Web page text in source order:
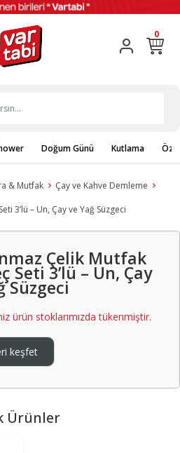
0
Doğum Günü Kutlama
& Mutfak
Çay ve Kahve Demleme
3’lü – Un, Çay ve Yağ Süzgeci
Çelik Mutfak
Seti 3’lü – Un, Çay
Süzgeci
ürün stoklarımızda tükenmiştir.
keşfet
Ürünler